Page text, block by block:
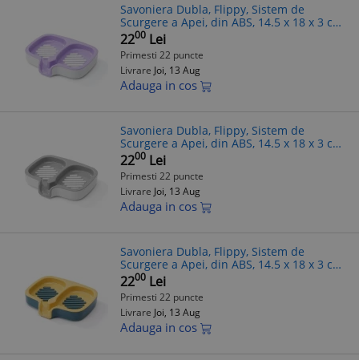
Savoniera Dubla, Flippy, Sistem de
Scurgere a Apei, din ABS, 14.5 x 18 x 3 cm,
Mov/Alb
2200 Lei
Primesti 22 puncte
Livrare Joi, 13 Aug
Adauga in cos
Savoniera Dubla, Flippy, Sistem de
Scurgere a Apei, din ABS, 14.5 x 18 x 3 cm,
Alb/Gri
2200 Lei
Primesti 22 puncte
Livrare Joi, 13 Aug
Adauga in cos
Savoniera Dubla, Flippy, Sistem de
Scurgere a Apei, din ABS, 14.5 x 18 x 3 cm,
Albastru/Galben
2200 Lei
Primesti 22 puncte
Livrare Joi, 13 Aug
Adauga in cos